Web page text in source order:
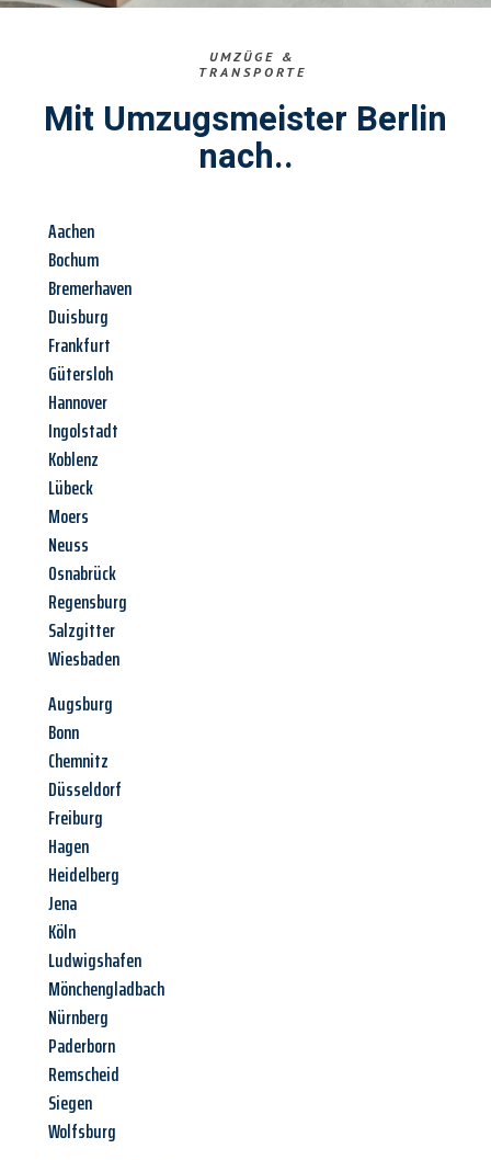
UMZÜGE &
TRANSPORTE
Mit Umzugsmeister Berlin
nach..
Aachen
Bochum
Bremerhaven
Duisburg
Frankfurt
Gütersloh
Hannover
Ingolstadt
Koblenz
Lübeck
Moers
Neuss
Osnabrück
Regensburg
Salzgitter
Wiesbaden
Augsburg
Bonn
Chemnitz
Düsseldorf
Freiburg
Hagen
Heidelberg
Jena
Köln
Ludwigshafen
Mönchengladbach
Nürnberg
Paderborn
Remscheid
Siegen
Wolfsburg